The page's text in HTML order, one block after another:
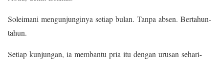
Soleimani mengunjunginya setiap bulan. Tanpa absen. Bertahun-
tahun.
Setiap kunjungan, ia membantu pria itu dengan urusan sehari-